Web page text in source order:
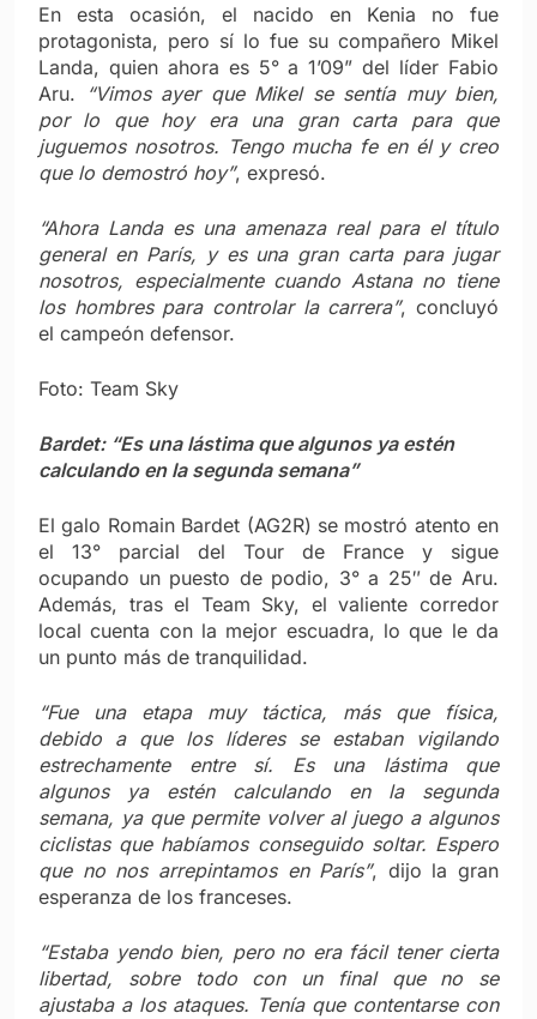
En esta ocasión, el nacido en Kenia no fue
protagonista, pero sí lo fue su compañero Mikel
Landa, quien ahora es 5° a 1’09” del líder Fabio
Aru.
“Vimos ayer que Mikel se sentía muy bien,
por lo que hoy era una gran carta para que
juguemos nosotros. Tengo mucha fe en él y creo
que lo demostró hoy”, expresó.
“Ahora Landa es una amenaza real para el título
general en París, y es una gran carta para jugar
nosotros, especialmente cuando Astana no tiene
los hombres para controlar la carrera”, concluyó
el campeón defensor.
Foto: Team Sky
Bardet: “Es una lástima que algunos ya estén
calculando en la segunda semana”
El galo Romain Bardet (AG2R) se mostró atento en
el 13° parcial del Tour de France y sigue
ocupando un puesto de podio, 3° a 25″ de Aru.
Además, tras el Team Sky, el valiente corredor
local cuenta con la mejor escuadra, lo que le da
un punto más de tranquilidad.
“Fue una etapa muy táctica, más que física,
debido a que los líderes se estaban vigilando
estrechamente entre sí. Es una lástima que
algunos ya estén calculando en la segunda
semana, ya que permite volver al juego a algunos
ciclistas que habíamos conseguido soltar. Espero
que no nos arrepintamos en París”, dijo la gran
esperanza de los franceses.
“Estaba yendo bien, pero no era fácil tener cierta
libertad, sobre todo con un final que no se
ajustaba a los ataques. Tenía que contentarse con